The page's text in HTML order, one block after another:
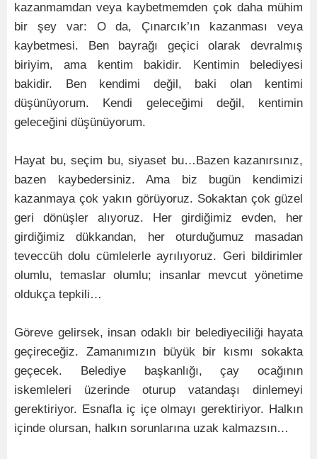
kazanmamdan veya kaybetmemden çok daha mühim
bir şey var: O da, Çınarcık’ın kazanması veya
kaybetmesi. Ben bayrağı geçici olarak devralmış
biriyim, ama kentim bakidir. Kentimin belediyesi
bakidir. Ben kendimi değil, baki olan kentimi
düşünüyorum. Kendi geleceğimi değil, kentimin
geleceğini düşünüyorum.
Hayat bu, seçim bu, siyaset bu…Bazen kazanırsınız,
bazen kaybedersiniz. Ama biz bugün kendimizi
kazanmaya çok yakın görüyoruz. Sokaktan çok güzel
geri dönüşler alıyoruz. Her girdiğimiz evden, her
girdiğimiz dükkandan, her oturduğumuz masadan
teveccüh dolu cümlelerle ayrılıyoruz. Geri bildirimler
olumlu, temaslar olumlu; insanlar mevcut yönetime
oldukça tepkili…
Göreve gelirsek, insan odaklı bir belediyeciliği hayata
geçireceğiz. Zamanımızın büyük bir kısmı sokakta
geçecek. Belediye başkanlığı, çay ocağının
iskemleleri üzerinde oturup vatandaşı dinlemeyi
gerektiriyor. Esnafla iç içe olmayı gerektiriyor. Halkın
içinde olursan, halkın sorunlarına uzak kalmazsın…